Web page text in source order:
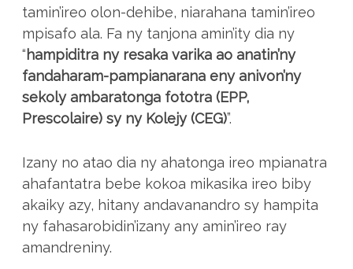
tamin’ireo olon-dehibe, niarahana tamin’ireo
mpisafo ala. Fa ny tanjona amin’ity dia ny
“hampiditra ny resaka varika ao anatin’ny
fandaharam-pampianarana eny anivon’ny
sekoly ambaratonga fototra (EPP,
Prescolaire) sy ny Kolejy (CEG)”.
Izany no atao dia ny ahatonga ireo mpianatra
ahafantatra bebe kokoa mikasika ireo biby
akaiky azy, hitany andavanandro sy hampita
ny fahasarobidin’izany any amin’ireo ray
amandreniny.